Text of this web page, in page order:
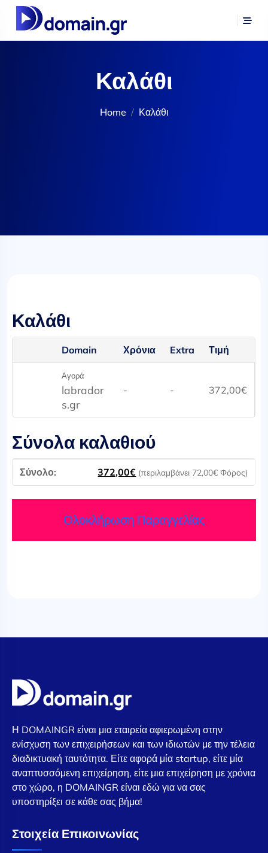
Καλάθι
Home Καλάθι
Καλάθι
Domain Χρόνια Extra Τιμή
Αγορά
labrador
s.gr
- - 372,00€
Σύνολα καλαθιού
372,00€ (περιλαμβάνει 72,00€ Φόρος)
Ολοκλήρωση Παραγγελίας
Η DOMAINGR είναι μια εταιρεία αφιερωμένη στην
ενίσχυση των επιχειρήσεων και των ιδιωτών με την τέλεια
διαδικτυακή ταυτότητα. Είτε αφορά μία startup, είτε μία
αναπτυσσόμενη επιχείρηση, είτε μια επιχείρηση με χρόνια
στο χώρο, η DOMAINGR είναι εδώ για να σας
υποστηρίξει σε κάθε σας βήμα!
Στοιχεία Επικοινωνίας